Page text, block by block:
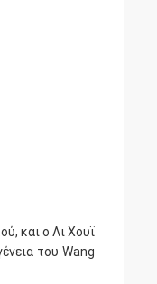
και ο Λι Χουϊ
του Wang